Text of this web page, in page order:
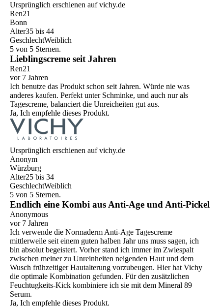
Ursprünglich erschienen auf vichy.de
Ren21
Bonn
Alter35 bis 44
GeschlechtWeiblich
5 von 5 Sternen.
Lieblingscreme seit Jahren
Ren21
vor 7 Jahren
Ich benutze das Produkt schon seit Jahren. Würde nie was
anderes kaufen. Perfekt unter Schminke, und auch nur als
Tagescreme, balanciert die Unreicheiten gut aus.
Ja, Ich empfehle dieses Produkt.
Ursprünglich erschienen auf vichy.de
Anonym
Würzburg
Alter25 bis 34
GeschlechtWeiblich
5 von 5 Sternen.
Endlich eine Kombi aus Anti-Age und Anti-Pickel
Anonymous
vor 7 Jahren
Ich verwende die Normaderm Anti-Age Tagescreme
mittlerweile seit einem guten halben Jahr uns muss sagen, ich
bin absolut begeistert. Vorher stand ich immer im Zwiespalt
zwischen meiner zu Unreinheiten neigenden Haut und dem
Wusch frühzeitiger Hautalterung vorzubeugen. Hier hat Vichy
die optimale Kombination gefunden. Für den zusätzlichen
Feuchtugkeits-Kick kombiniere ich sie mit dem Mineral 89
Serum.
Ja, Ich empfehle dieses Produkt.